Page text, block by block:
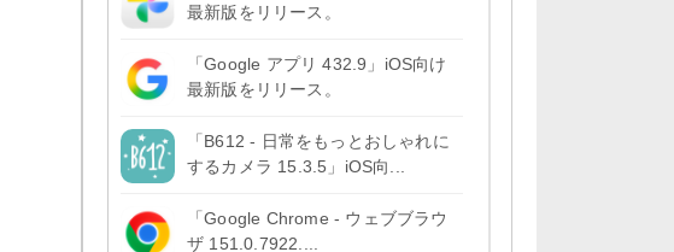
最新版をリリース。
「Google アプリ 432.9」iOS向け
最新版をリリース。
「B612 - 日常をもっとおしゃれに
するカメラ 15.3.5」iOS向...
「Google Chrome - ウェブブラウ
ザ 151.0.7922....